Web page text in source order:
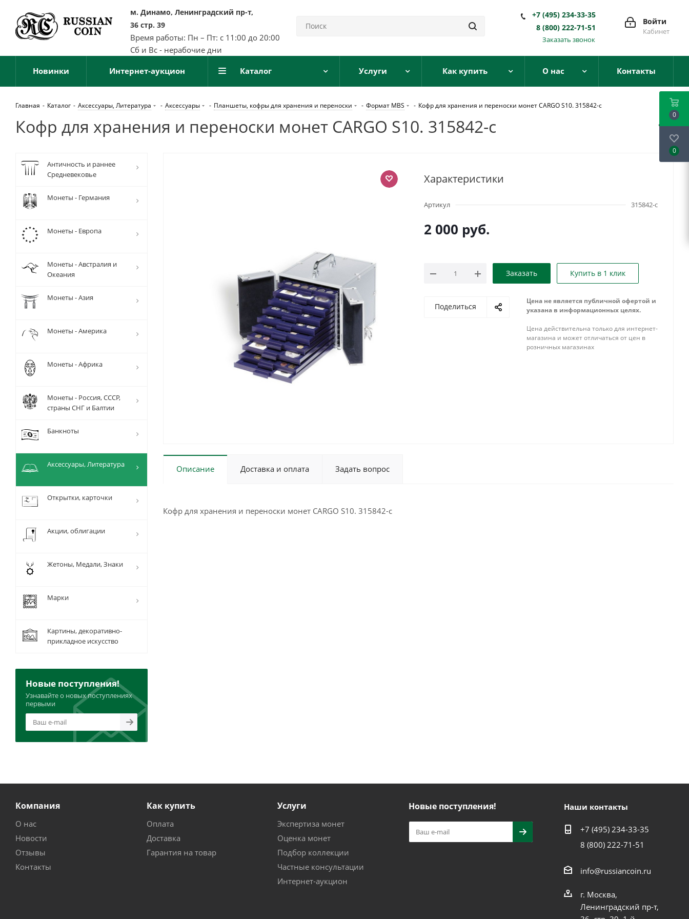
м. Динамо, Ленинградский пр-т,
36 стр. 39
Время работы: Пн – Пт: с 11:00 до 20:00
Сб и Вс - нерабочие дни
Войти
Кабинет
+7 (495) 234-33-35
8 (800) 222-71-51
Заказать звонок
Новинки Интернет-аукцион Каталог Услуги Как купить О нас Контакты
Главная - Каталог - Аксессуары, Литература - Аксессуары - Планшеты, кофры для хранения и переноски - Формат MBS - Кофр для хранения и переноски монет CARGO S10. 315842-c
Кофр для хранения и переноски монет CARGO S10. 315842-c
Характеристики
Артикул 315842-c
2 000 руб.
Заказать Купить в 1 клик
Поделиться
Цена не является публичной офертой и
указана в информационных целях.
Цена действительна только для интернет-
магазина и может отличаться от цен в
розничных магазинах
Описание Доставка и оплата Задать вопрос
Кофр для хранения и переноски монет CARGO S10. 315842-c
Античность и раннее
Средневековье
Монеты - Германия
Монеты - Европа
Монеты - Австралия и
Океания
Монеты - Азия
Монеты - Америка
Монеты - Африка
Монеты - Россия, СССР,
страны СНГ и Балтии
Банкноты
Аксессуары, Литература
Открытки, карточки
Акции, облигации
Жетоны, Медали, Знаки
Марки
Картины, декоративно-
прикладное искусство
Новые поступления!
Узнавайте о новых поступлениях
первыми
Компания
О нас
Новости
Отзывы
Контакты
Как купить
Оплата
Доставка
Гарантия на товар
Услуги
Экспертиза монет
Оценка монет
Подбор коллекции
Частные консультации
Интернет-аукцион
Новые поступления! Наши контакты
+7 (495) 234-33-35
8 (800) 222-71-51
info@russiancoin.ru
г. Москва,
Ленинградский пр-т,
0
0